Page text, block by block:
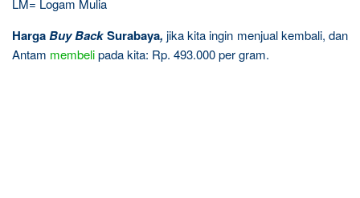
LM= Logam Mulia
HargaBuy BackSurabaya, jika kita ingin menjual kembali, dan
Antam membelipada kita: Rp. 493.000 per gram.